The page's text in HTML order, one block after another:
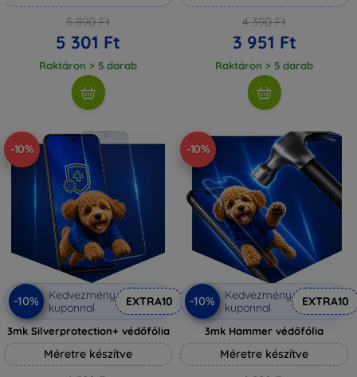
5 890 Ft
5 301 Ft
Raktáron > 5 darab
4 390 Ft
3 951 Ft
Raktáron > 5 darab
-10%
-10%
Kedvezmény
kuponnal
EXTRA10
3mk Silverprotection+ védőfólia
Méretre készítve
-10%
-10%
Kedvezmény
kuponnal
EXTRA10
3mk Hammer védőfólia
Méretre készítve